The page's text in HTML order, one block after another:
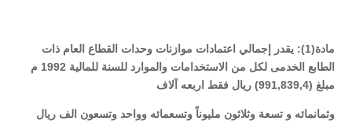
مادة(1): يقدر إجمالي اعتمادات موازنات وحدات القطاع العام ذات
الطابع الخدمى لكل من الاستخدامات والموارد للسنة للمالية 1992 م
مبلغ (991
,839,4 ) ريال فقط اربعه آلاف
وثمانمائه و تسعة وثلاثون مليوناً وتسعمائه وواحد وتسعون الف ريال